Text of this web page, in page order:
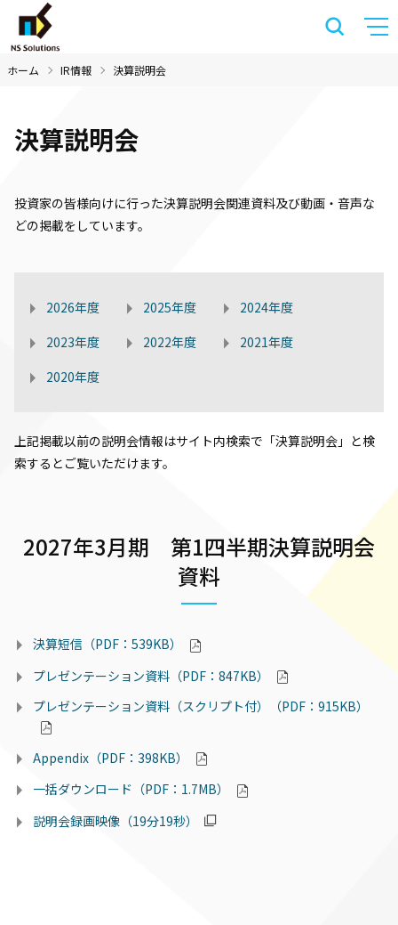
ホーム IR情報 決算説明会
決算説明会
投資家の皆様向けに行った決算説明会関連資料及び動画・音声な
どの掲載をしています。
2026年度 2025年度
2024年度
2023年度
2022年度
2021年度
2020年度
上記掲載以前の説明会情報はサイト内検索で「決算説明会」と検
索するとご覧いただけます。
2027年3月期 第1四半期決算説明会
資料
決算短信（PDF：539KB）
プレゼンテーション資料（PDF：847KB）
プレゼンテーション資料（スクリプト付）（PDF：915KB）
Appendix（PDF：398KB）
一括ダウンロード（PDF：1.7MB）
説明会録画映像（19分19秒）